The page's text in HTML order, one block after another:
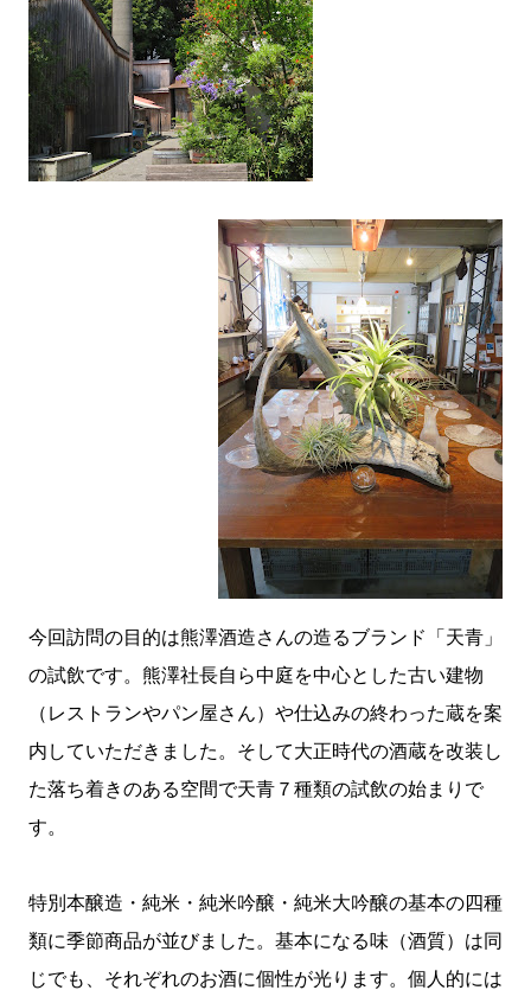
今回訪問の目的は熊澤酒造さんの造るブランド「天青」
の試飲です。熊澤社長自ら中庭を中心とした古い建物
（レストランやパン屋さん）や仕込みの終わった蔵を案
内していただきました。そして大正時代の酒蔵を改装し
た落ち着きのある空間で天青７種類の試飲の始まりで
す。
特別本醸造・純米・純米吟醸・純米大吟醸の基本の四種
類に季節商品が並びました。基本になる味（酒質）は同
じでも、それぞれのお酒に個性が光ります。個人的には